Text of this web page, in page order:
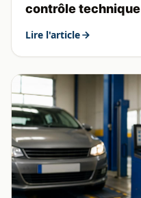
contrôle technique
Lire l'article